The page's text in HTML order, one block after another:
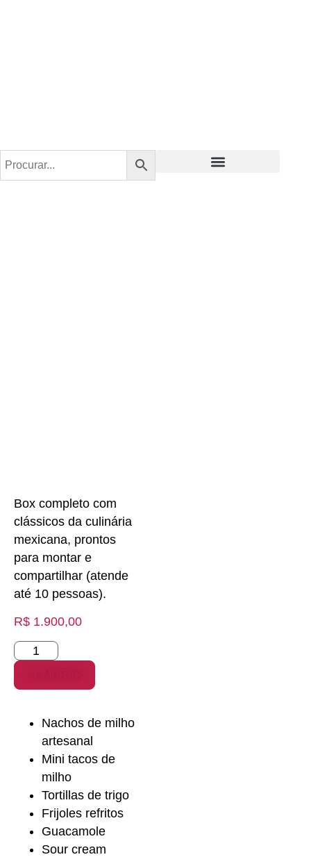
Box completo com
clássicos da culinária
mexicana, prontos
para montar e
compartilhar (atende
até 10 pessoas).
R$ 1.900,00
Nachos de milho
artesanal
Mini tacos de
milho
Tortillas de trigo
Frijoles refritos
Guacamole
Sour cream